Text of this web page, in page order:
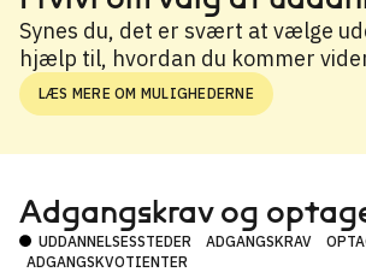
Synes du, det er svært at vælge
hjælp til, hvordan du kommer
LÆS MERE OM MULIGHEDERNE
Adgangskrav og
UDDANNELSESSTEDER ADGANGSKRAV
ADGANGSKVOTIENTER